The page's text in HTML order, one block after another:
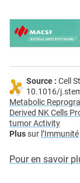
Source : Cell
10.1016/
Metabolic
Derived NK Cells
tumor Activity
Plussur l’Immunité
Pour en savoir